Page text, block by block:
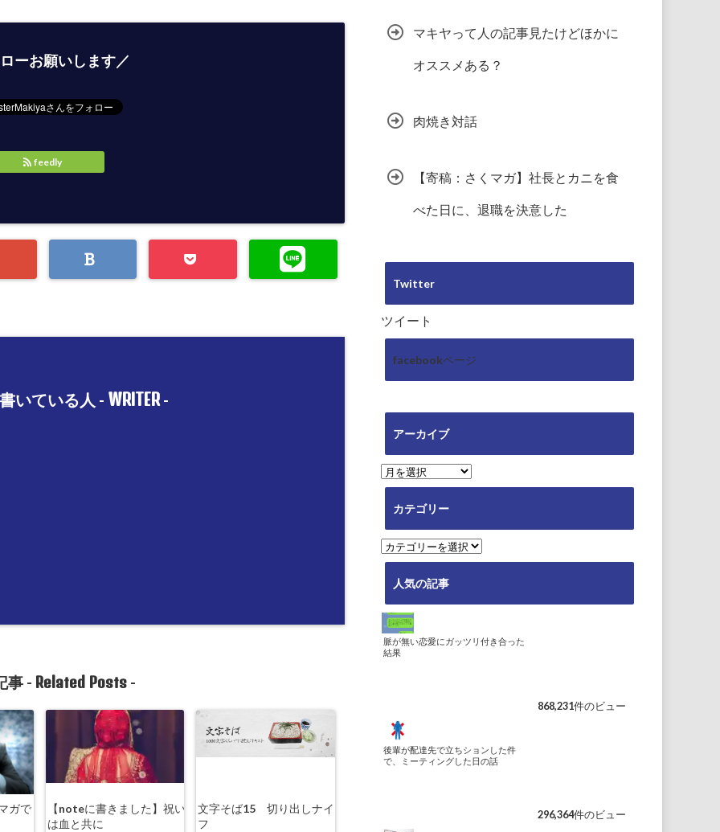
ーお願いします／
feedly
いている人 - WRITER-
事 - Related Posts-
ガで
【noteに書きました】祝い
は血と共に
文字そば15 切り出しナイ
フ
マキヤって人の記事見たけどほかに
オススメある？
肉焼き対話
【寄稿：さくマガ】社長とカニを食
べた日に、退職を決意した
Twitter
ツイート
facebookページ
アーカイブ
ア
ー
ブ
カテゴリー
カ
テ
ー
人気の記事
脈が無い恋愛にガッツリ付き合った
結果
868,231件のビュー
後輩が配達先で立ちションした件
で、ミーティングした日の話
296,364件のビュー